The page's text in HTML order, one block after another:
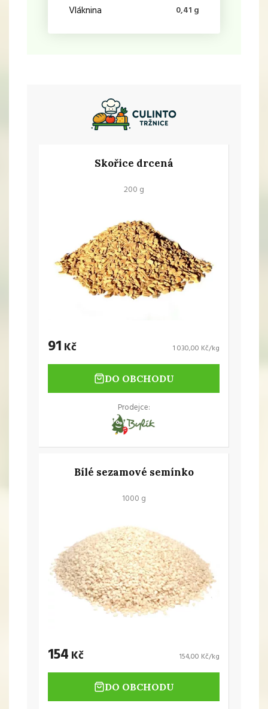
Vláknina 0,41 g
Skořice drcená
200 g
91Kč 1 030,00 Kč/kg
DO OBCHODU
Prodejce:
Bílé sezamové semínko
1000 g
154Kč 154,00 Kč/kg
DO OBCHODU